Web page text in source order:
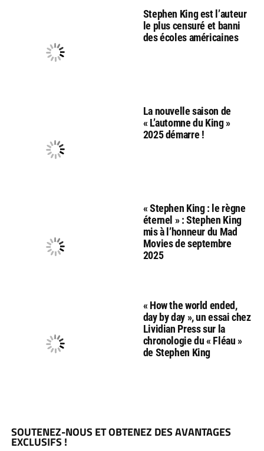
Stephen King est l’auteur
le plus censuré et banni
des écoles américaines
La nouvelle saison de
« L’automne du King »
2025 démarre !
« Stephen King : le règne
éternel » : Stephen King
mis à l’honneur du Mad
Movies de septembre
2025
« How the world ended,
day by day », un essai chez
Lividian Press sur la
chronologie du « Fléau »
de Stephen King
SOUTENEZ-NOUS ET OBTENEZ DES AVANTAGES
EXCLUSIFS !